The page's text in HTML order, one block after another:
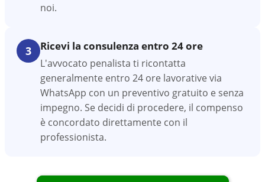
noi.
3 Ricevi la consulenza entro 24 ore
L'avvocato penalista ti ricontatta
generalmente entro 24 ore lavorative via
WhatsApp con un preventivo gratuito e senza
impegno. Se decidi di procedere, il compenso
è concordato direttamente con il
professionista.